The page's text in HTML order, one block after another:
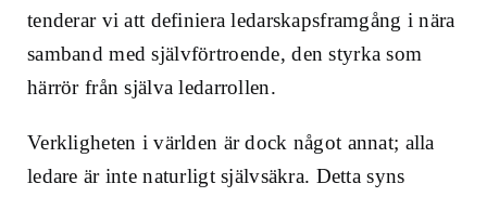
tenderar vi att definiera ledarskapsframgång i nära
samband med självförtroende, den styrka som
härrör från själva ledarrollen.
Verkligheten i världen är dock något annat; alla
ledare är inte naturligt självsäkra. Detta syns